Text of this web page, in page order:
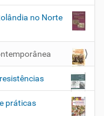
no Norte
práticas